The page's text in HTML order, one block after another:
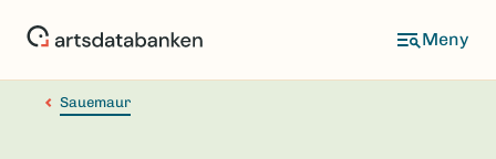
Sauemaur